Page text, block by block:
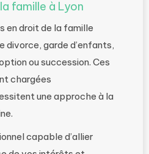
famille à Lyon
en droit de la famille
divorce, garde d’enfants,
ou succession. Ces
chargées
une approche à la
capable d’allier